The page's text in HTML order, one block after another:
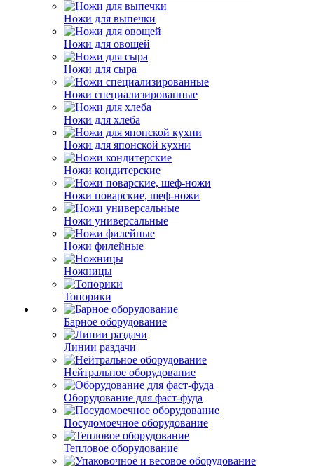
Ножи для выпечки
Ножи для овощей
Ножи для сыра
Ножи специализированные
Ножи для хлеба
Ножи для японской кухни
Ножи кондитерские
Ножи поварские, шеф-ножи
Ножи универсальные
Ножи филейные
Ножницы
Топорики
Барное оборудование
Линии раздачи
Нейтральное оборудование
Оборудование для фаст-фуда
Посудомоечное оборудование
Тепловое оборудование